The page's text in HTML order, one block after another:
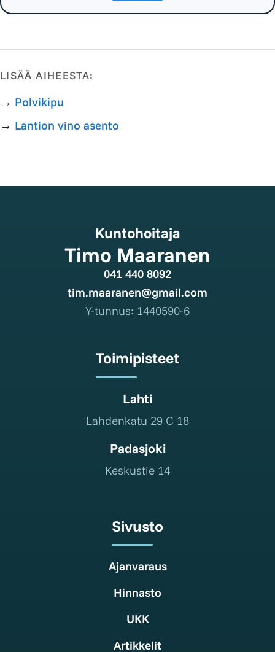
LISÄÄ AIHEESTA:
→ Polvikipu
→ Lantion vino asento
Kuntohoitaja
Timo Maaranen
041 440 8092
tim.maaranen@gmail.com
Y-tunnus: 1440590-6
Toimipisteet
Lahti
Lahdenkatu 29 C 18
Padasjoki
Keskustie 14
Sivusto
Ajanvaraus
Hinnasto
UKK
Artikkelit